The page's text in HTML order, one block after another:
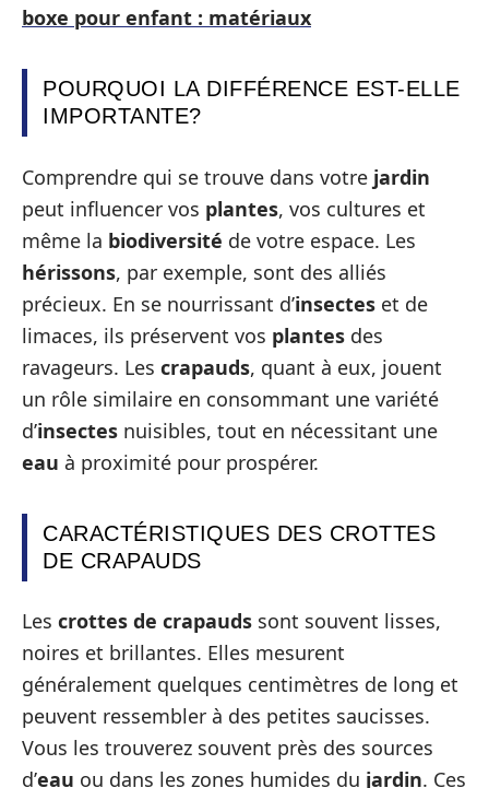
boxe pour enfant : matériaux
POURQUOI LA DIFFÉRENCE EST-ELLE
IMPORTANTE?
Comprendre qui se trouve dans votre jardin
peut influencer vos plantes, vos cultures et
même la biodiversité de votre espace. Les
hérissons, par exemple, sont des alliés
précieux. En se nourrissant d’insectes et de
limaces, ils préservent vos plantes des
ravageurs. Les crapauds, quant à eux, jouent
un rôle similaire en consommant une variété
d’insectes nuisibles, tout en nécessitant une
eau à proximité pour prospérer.
CARACTÉRISTIQUES DES CROTTES
DE CRAPAUDS
Les crottes de crapauds sont souvent lisses,
noires et brillantes. Elles mesurent
généralement quelques centimètres de long et
peuvent ressembler à des petites saucisses.
Vous les trouverez souvent près des sources
d’eau ou dans les zones humides du jardin. Ces